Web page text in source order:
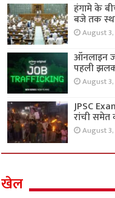
हंगामे के
बजे तक
August
ऑनलाइन
पहली
August
JPSC
रांची समेत
August
खेल